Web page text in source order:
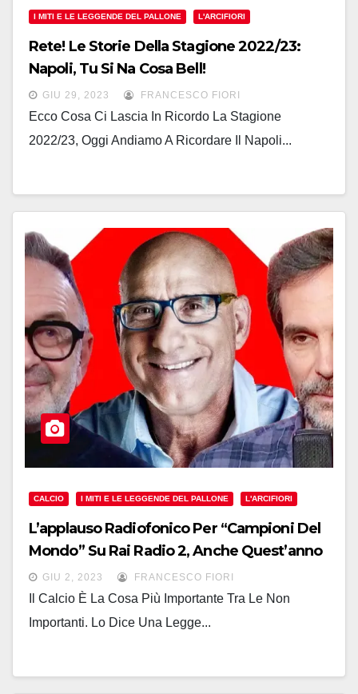
I MITI E LE LEGGENDE DEL PALLONE L'ARCIFIORI
Rete! Le Storie Della Stagione 2022/23:
Napoli, Tu Si Na Cosa Bell!
GIU 29, 2023 FRANCESCO FIORI
Ecco Cosa Ci Lascia In Ricordo La Stagione
2022/23, Oggi Andiamo A Ricordare Il Napoli...
CALCIO I MITI E LE LEGGENDE DEL PALLONE L'ARCIFIORI
L’applauso Radiofonico Per “Campioni Del
Mondo” Su Rai Radio 2, Anche Quest’anno
L’esemplare Lettura Del Gioco Calcio,
Narrato E Divertito!
GIU 2, 2023 FRANCESCO FIORI
Il Calcio È La Cosa Più Importante Tra Le Non
Importanti. Lo Dice Una Legge...